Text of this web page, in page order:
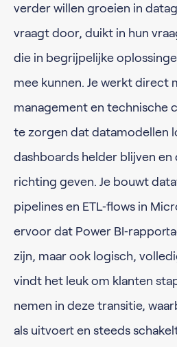
verder willen groeien in
vraagt door, duikt in hun
die in begrijpelijke
mee kunnen. Je werkt direct
management en technische
te zorgen dat datamodellen
dashboards helder blijven en
richting geven. Je bouwt
pipelines en ETL‑flows in
ervoor dat Power
zijn, maar ook logisch,
vindt het leuk om klanten
nemen in deze transitie,
als uitvoert en steeds